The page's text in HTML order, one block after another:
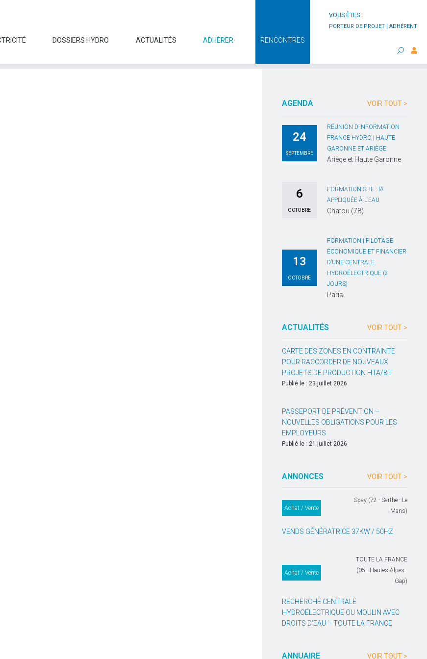
VOUS ÊTES :
PORTEUR DE PROJET ADHÉRENT
DOSSIERS HYDRO ACTUALITÉS ADHÉRER RENCONTRES
AGENDA VOIR TOUT >
24
SEPTEMBRE
RÉUNION D’INFORMATION
FRANCE HYDRO | HAUTE
GARONNE ET ARIÈGE
Ariège et Haute Garonne
6
OCTOBRE
FORMATION SHF : IA
APPLIQUÉE À L’EAU
Chatou (78)
13
OCTOBRE
FORMATION | PILOTAGE
ÉCONOMIQUE ET FINANCIER
D’UNE CENTRALE
HYDROÉLECTRIQUE (2
JOURS)
Paris
ACTUALITÉS VOIR TOUT >
CARTE DES ZONES EN CONTRAINTE
POUR RACCORDER DE NOUVEAUX
PROJETS DE PRODUCTION HTA/BT
Publié le : 23 juillet 2026
PASSEPORT DE PRÉVENTION –
NOUVELLES OBLIGATIONS POUR LES
EMPLOYEURS
Publié le : 21 juillet 2026
ANNONCES VOIR TOUT >
Achat / Vente
Spay (72 - Sarthe - Le
Mans)
VENDS GÉNÉRATRICE 37KW / 50HZ
Achat / Vente
TOUTE LA FRANCE
(05 - Hautes-Alpes -
Gap)
RECHERCHE CENTRALE
HYDROÉLECTRIQUE OU MOULIN AVEC
DROITS D’EAU – TOUTE LA FRANCE
ANNUAIRE VOIR TOUT >